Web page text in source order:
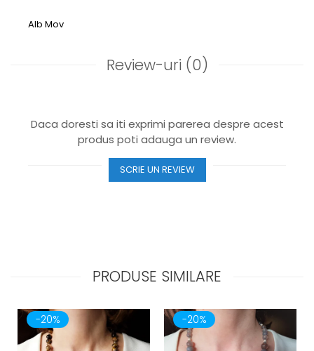
Alb Mov
Review-uri (0)
Daca doresti sa iti exprimi parerea despre acest
produs poti adauga un review.
SCRIE UN REVIEW
PRODUSE SIMILARE
-20% -20%